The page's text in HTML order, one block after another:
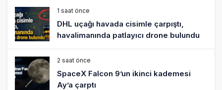
1 saat önce
DHL uçağı havada cisimle çarpıştı,
havalimanında patlayıcı drone bulundu
2 saat önce
SpaceX Falcon 9’un ikinci kademesi
Ay’a çarptı